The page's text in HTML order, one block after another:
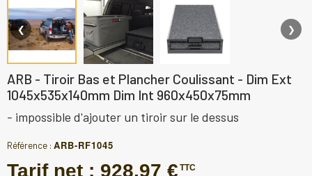
❮ ❯
ARB - Tiroir Bas et Plancher Coulissant - Dim Ext
1045x535x140mm Dim Int 960x450x75mm
- impossible d'ajouter un tiroir sur le dessus
Référence : ARB-RF1045
Tarif net : 928,97 € TTC